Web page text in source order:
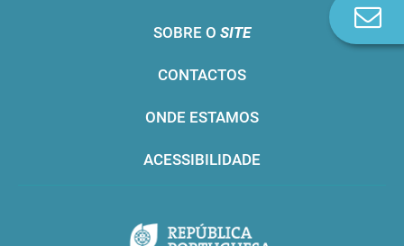
SOBRE O SITE
CONTACTOS
ONDE ESTAMOS
ACESSIBILIDADE